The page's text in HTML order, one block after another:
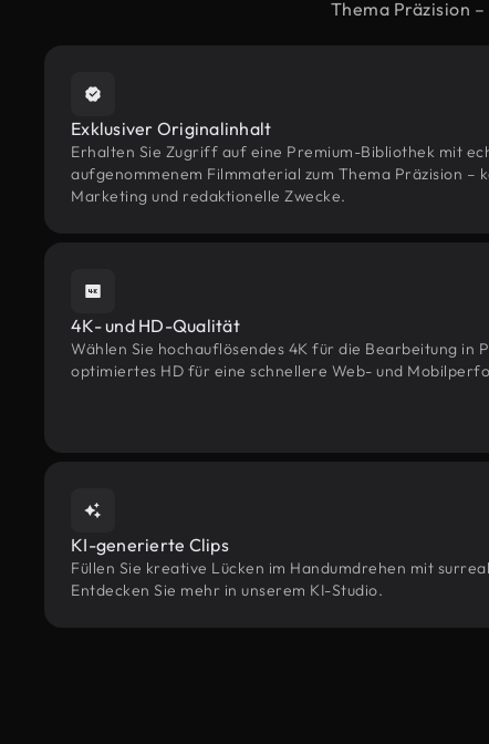
Thema Präzision
Exklusiver Originalinhalt
Erhalten Sie Zugriff auf eine Premium-Bibliothek mit
aufgenommenem Filmmaterial zum Thema Präzision –
Marketing und redaktionelle Zwecke.
4K- und HD-Qualität
Wählen Sie hochauflösendes 4K für die Bearbeitung in
optimiertes HD für eine schnellere Web- und
KI-generierte Clips
Füllen Sie kreative Lücken im Handumdrehen mit
Entdecken Sie mehr in unserem KI-Studio.